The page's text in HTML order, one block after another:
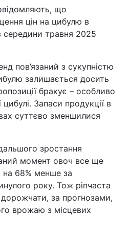
що
цін на цибулю в
середини травня 2025
пов’язаний з сукупністю
залишається досить
бракує – особливо
цибулі. Запаси продукції в
суттєво зменшилися
зростання
момент овоч все ще
68% менше за
року. Тож ріпчаста
дорожчати, за прогнозами,
врожаю з місцевих